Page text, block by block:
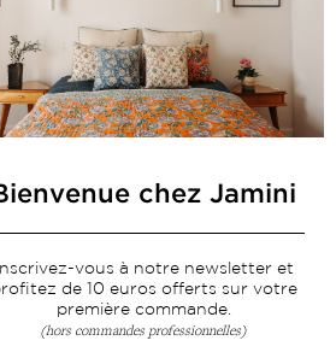
Livraison & retour
CGV
Devenir revendeur
Notre communauté
raconté avec poésie et élégance
Inscrivez vous à notre newsletter
chez Jamini
vous à notre newsletter et
de 10 euros offerts sur votre
première commande.
(hors commandes professionnelles)